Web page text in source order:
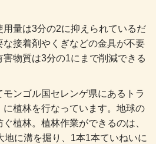
量は3分の2に抑えられているだ
接着剤やくぎなどの金具が不要
物質は3分の1にまで削減できる
モンゴル国セレンゲ県にあるトラ
植林を行なっています。地球の
植林。植林作業ができるのは、
地に溝を掘り、1本1本ていねいに